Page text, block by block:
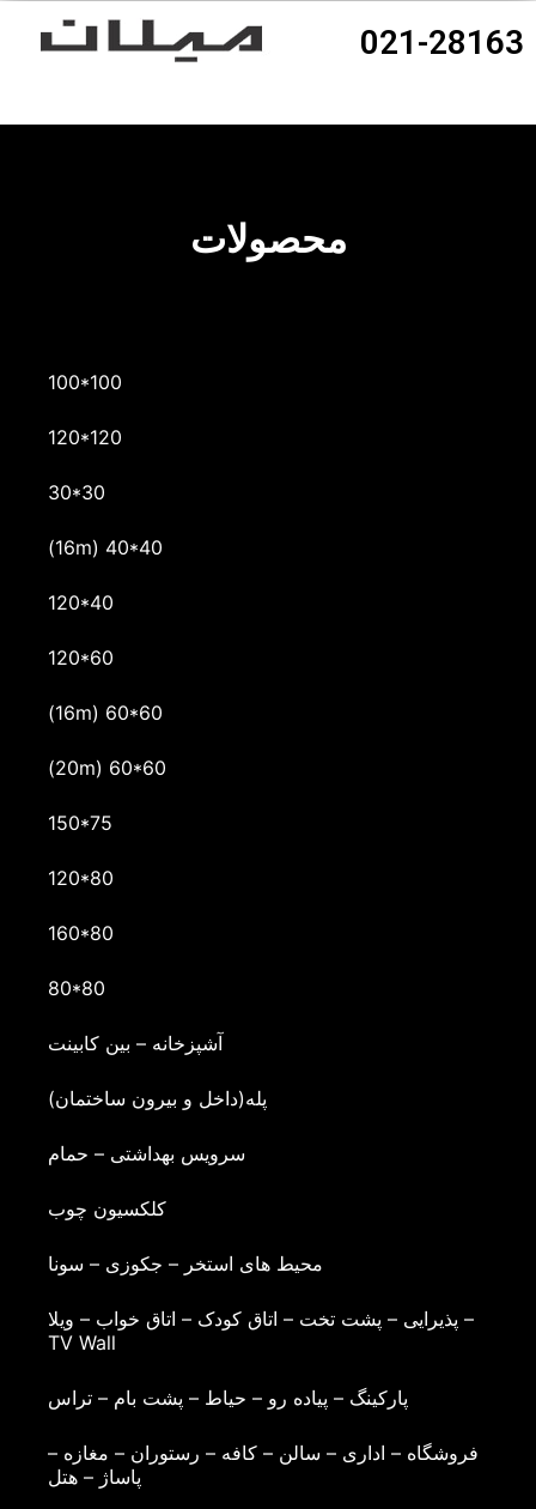
021-28163
محصولات
100*100
120*120
30*30
(16m) 40*40
120*40
120*60
(16m) 60*60
(20m) 60*60
150*75
120*80
160*80
80*80
آشپزخانه – بین کابینت
پله(داخل و بیرون ساختمان)
سرویس بهداشتی – حمام
کلکسیون چوب
محیط های استخر – جکوزی – سونا
پذیرایی – پشت تخت – اتاق کودک – اتاق خواب – ویلا –
TV Wall
پارکینگ – پیاده رو – حیاط – پشت بام – تراس
فروشگاه – اداری – سالن – کافه – رستوران – مغازه –
پاساژ – هتل